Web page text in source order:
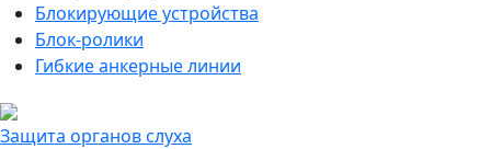
Блокирующие устройства
Блок-ролики
Гибкие анкерные линии
Защита органов слуха